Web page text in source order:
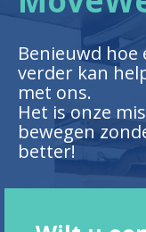
Benieuwd hoe
verder kan
met ons.
Het is onze
bewegen
better!